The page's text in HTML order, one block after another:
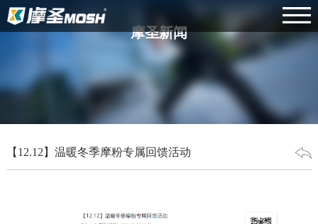
摩圣新闻
【12.12】温暖冬季摩粉专属回馈活动